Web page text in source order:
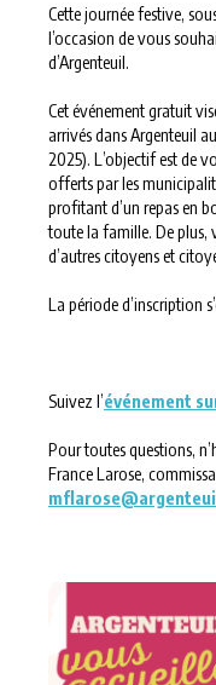
Cette journée festive,
l’occasion de vous
d’Argenteuil.
Cet événement gratuit
arrivés dans Argenteuil
2025). L’objectif est de
offerts par les
profitant d’un repas en
toute la famille. De plus,
d’autres citoyens et
La période d’inscription
Suivez l’événement
Pour toutes questions,
France Larose,